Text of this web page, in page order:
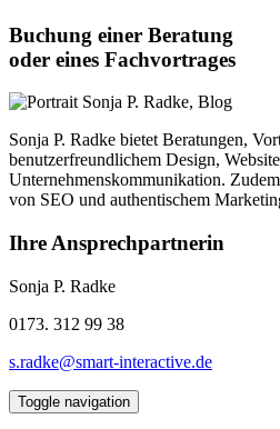
Buchung einer Beratung
oder eines Fachvortrages
Sonja P. Radke bietet Beratungen,
benutzerfreundlichem Design,
Unternehmenskommunikation.
von SEO und authentischem
Ihre Ansprechpartnerin
Sonja P. Radke
0173. 312 99 38
s.radke@smart-interactive.de
Toggle navigation